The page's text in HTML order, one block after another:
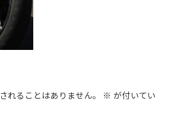
れることはありません。 ※ が付いてい